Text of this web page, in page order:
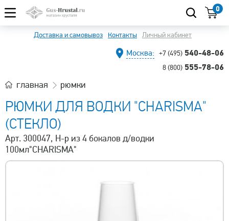
0
Доставка и самовывоз Контакты Личный кабинет
Москва: +7 (495) 540-48-06
8 (800) 555-78-06
главная рюмки
РЮМКИ ДЛЯ ВОДКИ "CHARISMA"
(СТЕКЛО)
Арт. 300047, Н-р из 4 бокалов д/водки
100мл"CHARISMA"